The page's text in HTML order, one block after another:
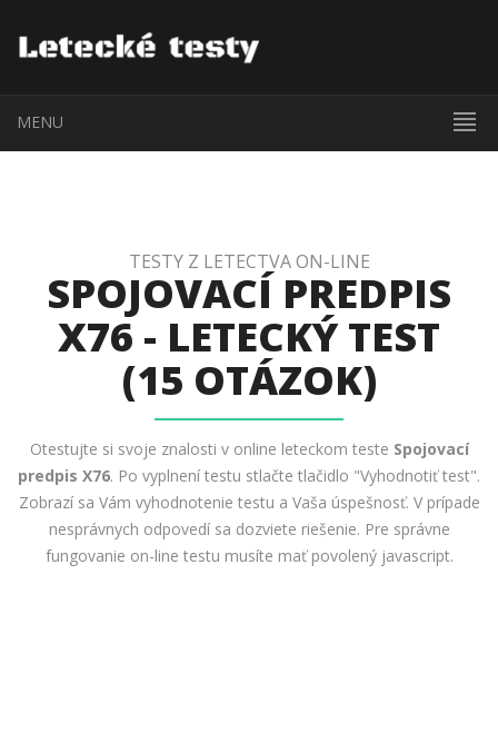
MENU
TESTY Z LETECTVA ON-LINE
SPOJOVACÍ PREDPIS
X76 - LETECKÝ TEST
(15 OTÁZOK)
Otestujte si svoje znalosti v online leteckom teste Spojovací
predpis X76. Po vyplnení testu stlačte tlačidlo "Vyhodnotiť test".
Zobrazí sa Vám vyhodnotenie testu a Vaša úspešnosť. V prípade
nesprávnych odpovedí sa dozviete riešenie. Pre správne
fungovanie on-line testu musíte mať povolený javascript.